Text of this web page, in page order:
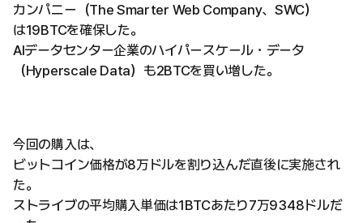
カンパニー（The Smarter Web Company、SWC）
は19BTCを確保した。
AIデータセンター企業のハイパースケール・データ
（Hyperscale Data）も2BTCを買い増した。
今回の購入は、
ビットコイン価格が8万ドルを割り込んだ直後に実施され
た。
ストライブの平均購入単価は1BTCあたり7万9348ドルだ